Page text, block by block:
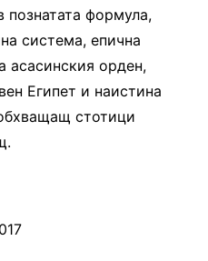
познатата формула,
система, епична
асасинския орден,
Египет и наистина
стотици